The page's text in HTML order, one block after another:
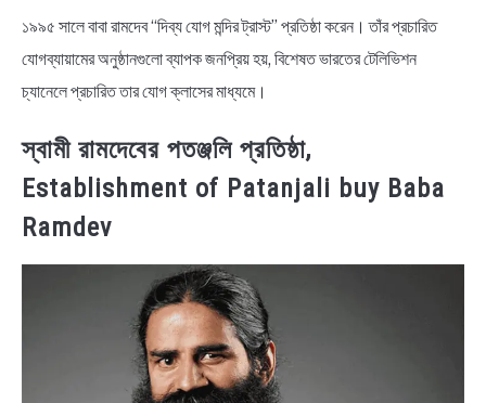
১৯৯৫ সালে বাবা রামদেব “দিব্য যোগ মন্দির ট্রাস্ট” প্রতিষ্ঠা করেন। তাঁর প্রচারিত
যোগব্যায়ামের অনুষ্ঠানগুলো ব্যাপক জনপ্রিয় হয়, বিশেষত ভারতের টেলিভিশন
চ্যানেলে প্রচারিত তার যোগ ক্লাসের মাধ্যমে।
স্বামী রামদেবের পতঞ্জলি প্রতিষ্ঠা,
Establishment of Patanjali buy Baba
Ramdev